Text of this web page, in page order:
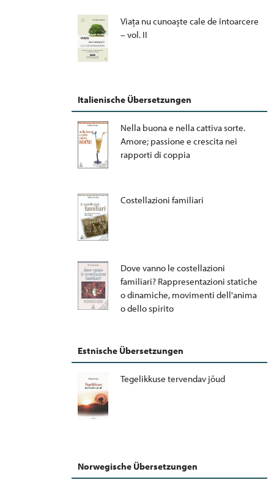
Viața nu cunoaște cale de întoarcere
– vol. II
Italienische Übersetzungen
Nella buona e nella cattiva sorte.
Amore; passione e crescita nei
rapporti di coppia
Costellazioni familiari
Dove vanno le costellazioni
familiari? Rappresentazioni statiche
o dinamiche, movimenti dell'anima
o dello spirito
Estnische Übersetzungen
Tegelikkuse tervendav jõud
Norwegische Übersetzungen